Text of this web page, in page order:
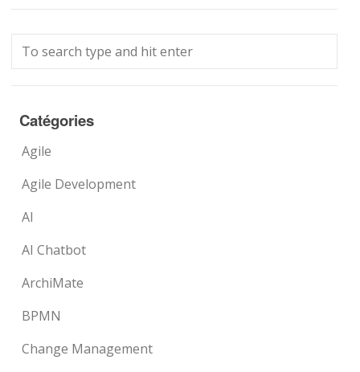
Catégories
Agile
Agile Development
AI
AI Chatbot
ArchiMate
BPMN
Change Management